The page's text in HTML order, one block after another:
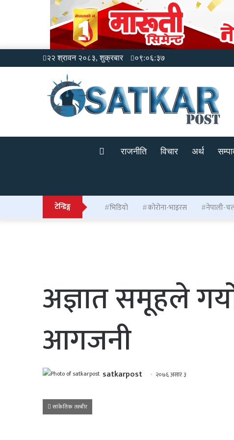
२२ श्रावन २०८३, शुक्रबार ०९:०६:३७
राजनीति विचार अर्थ
टेन्डिङ्ग भिडियो कोरोना-भाइरस नेपाली-
अज्ञात समूहले
आगजनी
satkarpost २०७६ असार ३
सांकेतिक तस्बीर